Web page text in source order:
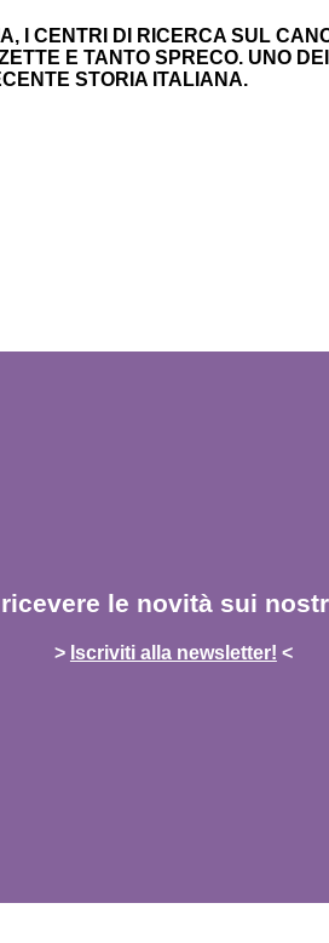
I CENTRI DI RICERCA SUL
E TANTO SPRECO. UNO
STORIA ITALIANA.
le novità sui
> Iscriviti alla newsletter! <